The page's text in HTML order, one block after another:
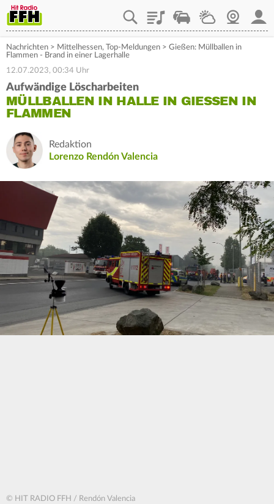
PlaylistStaupilotWetterWebcam
Nachrichten > Mittelhessen, Top-Meldungen > Gießen: Müllballen in
Flammen - Brand in einer Lagerhalle
12.07.2023, 00:34 Uhr
Aufwändige Löscharbeiten
MÜLLBALLEN IN HALLE IN GIESSEN IN F
LAMMEN
Redaktion
Lorenzo Rendón Valencia
© HIT RADIO FFH / Rendón Valencia